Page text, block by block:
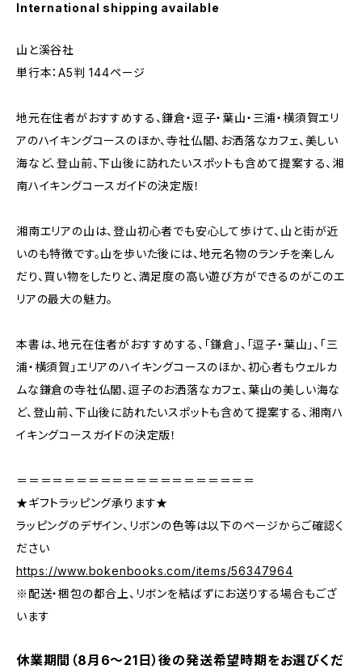
International shipping available
山と溪谷社
単行本：A5判 144ページ
地元在住者がおすすめする、鎌倉・逗子・葉山・三浦・横須賀エリ
アのハイキングコースのほか、寺社仏閣、お洒落なカフェ、美しい
海など、登山前、下山後に訪れたいスポットも含めて提案する、湘
南ハイキングコースガイドの決定版！
湘南エリアの山は、登山初心者でも安心して歩けて、山と街が近
いのも特徴です。山を歩いた後には、地元名物のランチを楽しん
だり、買い物をしたりと、満足度の高い遊び方ができるのがこのエ
リアの最大の魅力。
本書は、地元在住者がおすすめする、「鎌倉」、「逗子・葉山」、「三
浦・横須賀」エリアのハイキングコースのほか、初心者もウェルカ
ムな鎌倉の寺社仏閣、逗子のお洒落なカフェ、葉山の美しい海な
ど、登山前、下山後に訪れたいスポットも含めて提案する、湘南ハ
イキングコースガイドの決定版！
＝＝＝＝＝＝＝＝＝＝＝＝＝＝＝＝＝＝＝＝
★ギフトラッピング承ります★
ラッピングのデザイン、リボンの色等は以下のページからご確認く
ださい
https://www.bokenbooks.com/items/56347964
※配送・梱包の都合上、リボンを結ばずにお送りする場合もござ
います
休業期間（8月6〜21日）後の発送希望時期をお選びくだ